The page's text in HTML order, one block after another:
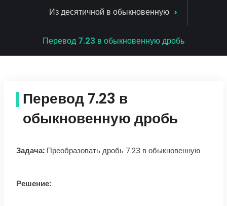
Из десятичной в обыкновенную
Перевод 7.23 в обыкновенную дробь
Перевод 7.23 в
обыкновенную дробь
Задача:Преобразовать дробь 7.23 в обыкновенную
Решение: